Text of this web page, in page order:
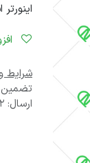
اینورتر اشنایدر | 7.5
شرایط
تضمین 30 روزه بازگشت وجه
ارسال: 2 الی 3 روز کاری